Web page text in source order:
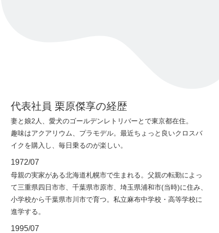
代表社員 栗原傑享の経歴
妻と娘2人、愛犬のゴールデンレトリバーとで東京都在住。
趣味はアクアリウム、プラモデル。最近ちょっと良いクロスバ
イクを購入し、毎日乗るのが楽しい。
1972/07
母親の実家がある北海道札幌市で生まれる。父親の転勤によっ
て三重県四日市市、千葉県市原市、埼玉県浦和市(当時)に住み、
小学校から千葉県市川市で育つ。私立麻布中学校・高等学校に
進学する。
1995/07